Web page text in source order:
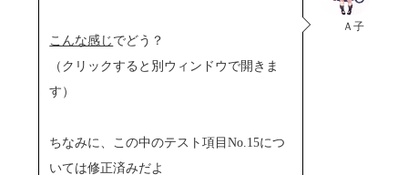
Ａ子
こんな感じ でどう？
（クリックすると別ウィンドウで開きま
す）
ちなみに、この中のテスト項目No.15につ
いては修正済みだよ